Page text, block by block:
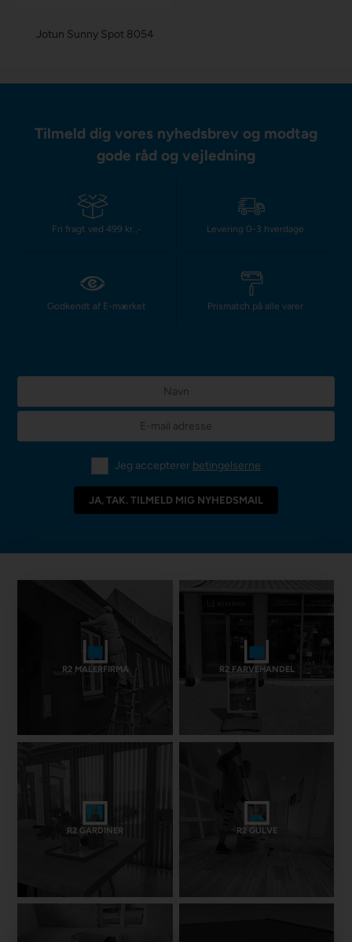
Jotun Sunny Spot 8054
Tilmeld dig vores nyhedsbrev og modtag
gode råd og vejledning
Fri fragt ved 499 kr.,- Levering 0-3 hverdage
Godkendt af E-mærket Prismatch på alle varer
Jeg accepterer betingelserne
R2 MALERFIRMA R2 FARVEHANDEL
R2 GARDINER R2 GULVE